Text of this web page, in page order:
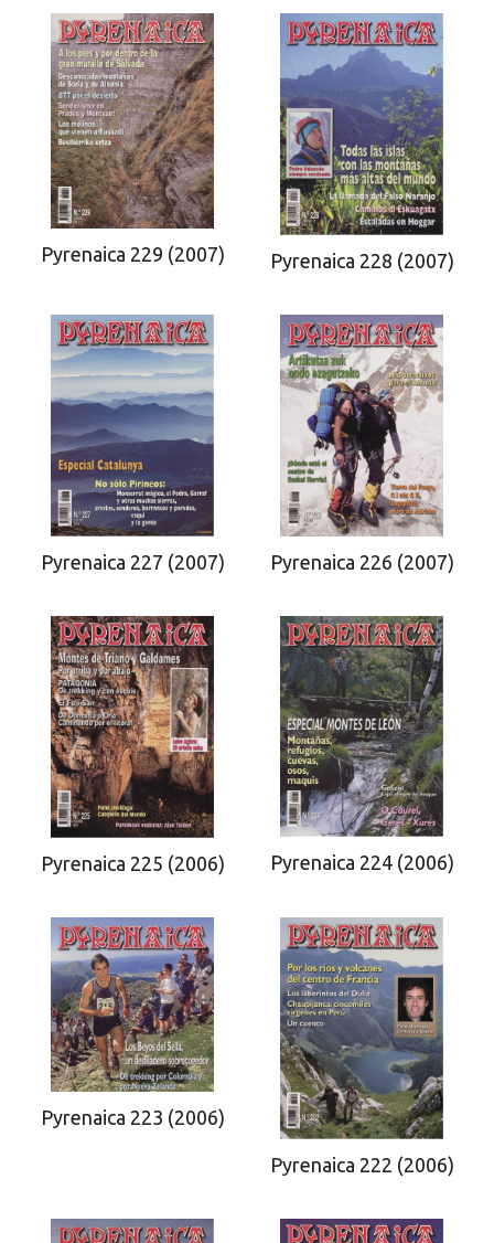
Pyrenaica 229 (2007) Pyrenaica 228 (2007)
Pyrenaica 227 (2007) Pyrenaica 226 (2007)
Pyrenaica 225 (2006) Pyrenaica 224 (2006)
Pyrenaica 223 (2006)
Pyrenaica 222 (2006)